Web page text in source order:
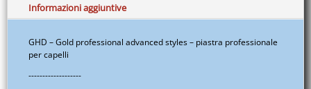
Informazioni aggiuntive
GHD – Gold professional advanced styles – piastra professionale
per capelli
-------------------